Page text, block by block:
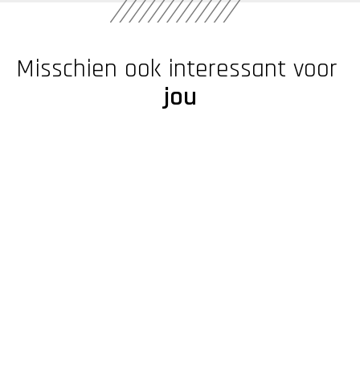
jou